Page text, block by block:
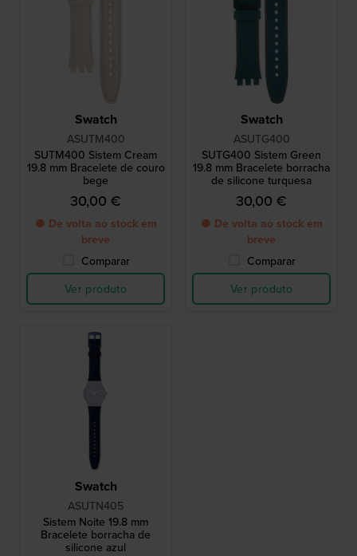
Swatch
ASUTM400
SUTM400 Sistem Cream
19.8 mm Bracelete de couro
bege
30,00 €
● De volta ao stock em
breve
Comparar
Ver produto
Swatch
ASUTG400
SUTG400 Sistem Green
19.8 mm Bracelete borracha
de silicone turquesa
30,00 €
● De volta ao stock em
breve
Comparar
Ver produto
Swatch
ASUTN405
Sistem Noite 19.8 mm
Bracelete borracha de
silicone azul